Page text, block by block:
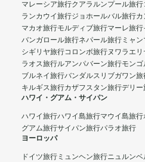
マレーシア旅行クアラルンプール旅行
ランカウイ旅行ジョホールバル旅行カ
マカオ旅行モルディブ旅行マーレ旅行
バンガロール旅行ネパール旅行 ミャ
シギリヤ旅行コロンボ旅行ヌワラエ
ラオス旅行ルアンパバーン旅行モン
ブルネイ旅行バンダルスリブガワン旅
キルギス旅行カザフスタン旅行デリー
ハワイ・グアム・サイパン
ハワイ旅行ハワイ島旅行マウイ島旅行
グアム旅行サイパン旅行パラオ旅行
ヨーロッパ
ドイツ旅行 ミュンヘン旅行ニュルン